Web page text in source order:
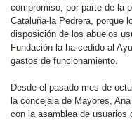
compromiso, por parte de la
Cataluña-la Pedrera, porque
disposición de los abuelos
Fundación la ha cedido al
gastos de funcionamiento.
Desde el pasado mes de
la concejala de Mayores,
con la asamblea de usuarios